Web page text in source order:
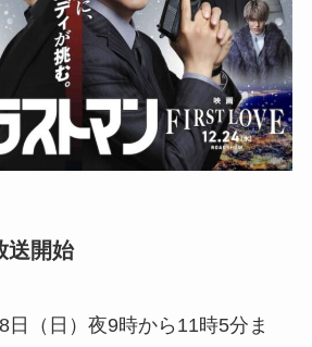
送開始
日（日）夜9時から11時5分ま